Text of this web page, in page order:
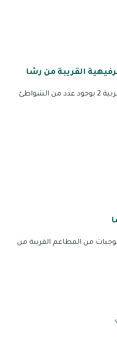
القريبة من رشا
يحظى مجمع رشا، المرابع العربية 2 بوجود عدد من الشواطئ
من المطاعم القريبة من